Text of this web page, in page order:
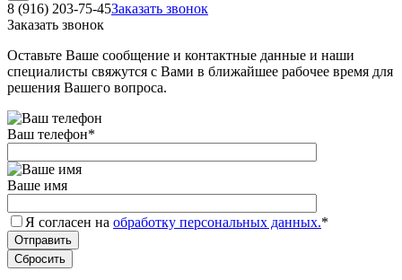
8 (916) 203-75-45Заказать звонок
Заказать звонок
Оставьте Ваше сообщение и контактные данные и наши
специалисты свяжутся с Вами в ближайшее рабочее время для
решения Вашего вопроса.
Ваш телефон*
Ваше имя
Я согласен на обработку персональных данных.*